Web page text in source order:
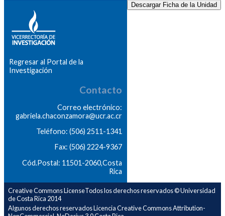
Descargar Ficha de la Unidad
Regresar al Portal de la
Investigación
Contacto
Correo electrónico:
gabriela.chaconzamora@ucr.ac.cr
Teléfono: (506) 2511-1341
Fax: (506) 2224-9367
Cód.Postal: 11501-2060,Costa
Rica
Creative Commons LicenseTodos los derechos reservados © Universidad
de Costa Rica 2014
Algunos derechos reservados Licencia Creative Commons Attribution-